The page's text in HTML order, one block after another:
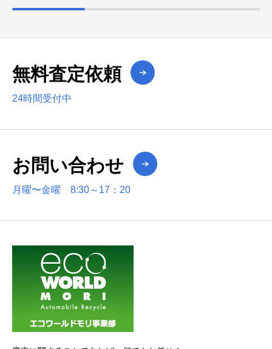
無料査定依頼
24時間受付中
お問い合わせ
月曜〜金曜 8:30～17：20